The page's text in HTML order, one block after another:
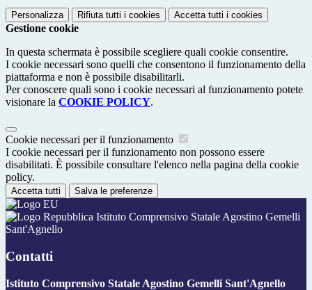
Personalizza Rifiuta tutti i cookies Accetta tutti i cookies
Gestione cookie
In questa schermata è possibile scegliere quali cookie consentire.
I cookie necessari sono quelli che consentono il funzionamento della
piattaforma e non è possibile disabilitarli.
Per conoscere quali sono i cookie necessari al funzionamento potete
visionare la COOKIE POLICY.
Cookie necessari per il funzionamento
I cookie necessari per il funzionamento non possono essere
disabilitati. È possibile consultare l'elenco nella pagina della cookie
policy.
Accetta tutti Salva le preferenze
Istituto Comprensivo Statale Agostino Gemelli
Sant'Agnello
Contatti
Istituto Comprensivo Statale Agostino Gemelli Sant'Agnello